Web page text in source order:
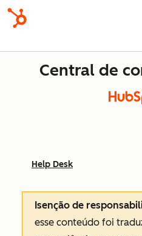
Central de
Help Desk
Isenção de
esse conteúdo foi